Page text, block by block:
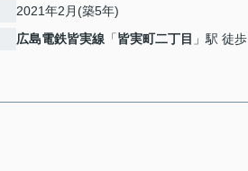
2021年2月(築5年)
広島電鉄皆実線 「皆実町二丁目 」駅 徒